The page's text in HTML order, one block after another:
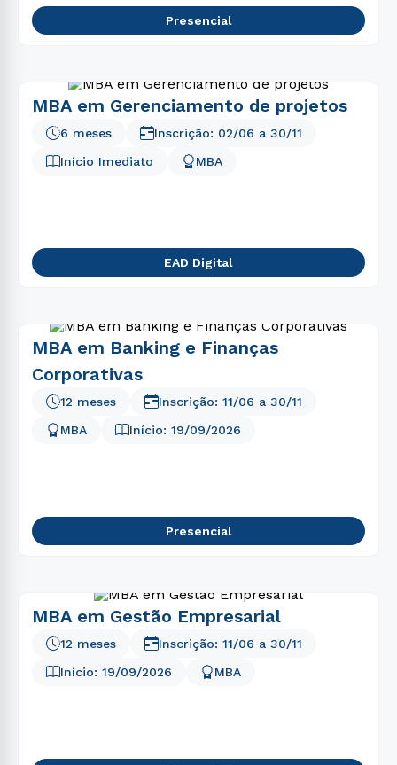
Presencial
MBA em Gerenciamento de projetos
6 meses
Início Imediato
MBA
Inscrição: 02/06 a 30/11
EAD Digital
MBA em Banking e Finanças
Corporativas
12 meses
MBA
Início: 19/09/2026
Inscrição: 11/06 a 30/11
Presencial
MBA em Gestão Empresarial
12 meses
Início: 19/09/2026 MBA
Inscrição: 11/06 a 30/11